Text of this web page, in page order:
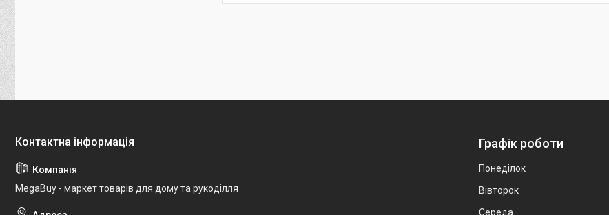
MegaBuy - маркет товарів для дому та рукоділля
Графік роботи
Понеділок
Вівторок
Середа